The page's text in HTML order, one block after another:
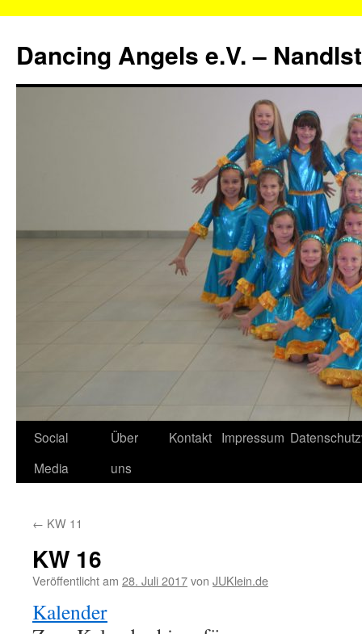
springen
Dancing Angels e.V. –
Social
Media
Über
uns
Kontakt Impressum
← KW 11
KW 16
Veröffentlicht am 28. Juli 2017von JUKlein.de
Kalender